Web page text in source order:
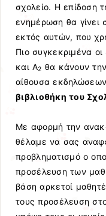
σχολείο. Η επίδοση
ενημέρωση θα γίνει
εκτός αυτών, που
Πιο συγκεκριμένα
και Α2 θα κάνουν
αίθουσα
βιβλιοθήκη του
Με αφορμή την
θέλαμε να σας
προβληματισμό ο
προσέλευση των
βάση αρκετοί
τους προσέλευση